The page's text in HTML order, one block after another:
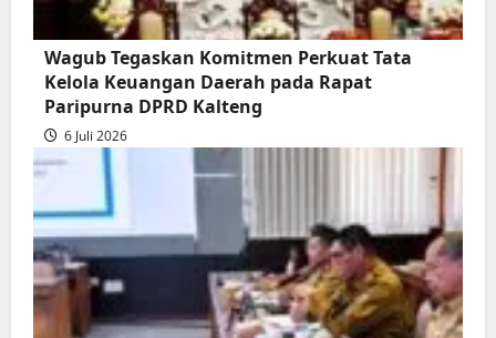
Wagub Tegaskan Komitmen Perkuat Tata
Kelola Keuangan Daerah pada Rapat
Paripurna DPRD Kalteng
6 Juli 2026